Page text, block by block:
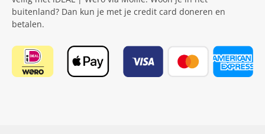
buitenland? Dan kun je met je credit card doneren en
betalen.